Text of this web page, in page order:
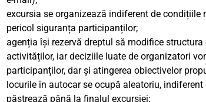
excursia se organizează indiferent de condițiile
pericol siguranța participanților;
agenția își rezervă dreptul să modifice
activităților, iar deciziile luate de organizatori
participanților, dar și atingerea obiectivelor
locurile în autocar se ocupă aleatoriu,
păstrează până la finalul excursiei;